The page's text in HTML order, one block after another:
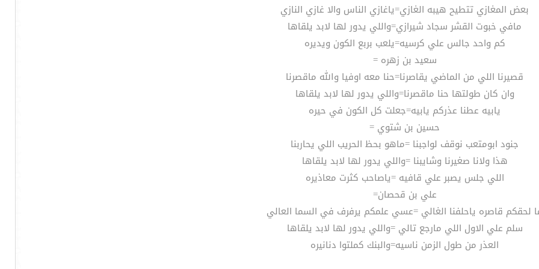
بعض المغازي تتطيح هيبه الغازي=ياغازي الناس والا غازي النازي
مافي خبوت القشر سجاد شيرازي=واللي يدور لها لابد يلقاها
كم واحد جالس علي كرسيه=يلعب بربع الكون ويديره
سعيد بن زهره =
قصيرنا اللي من الماضي يقاصرنا=حنا معه اوفيا والله ماقصرنا
وان كان طولتها حنا ماقصرنا=واللي يدور لها لابد يلقاها
يابيه عطنا عذركم يابيه=جعلت كل الكون في حيره
حسين بن شتوي =
جنود ابومتعب نوقف لواجبنا =ماهو بحظ الحريب اللي يحاربنا
هذا ولانا صغيرنا وشايبنا =واللي يدور لها لابد يلقاها
اللي جلس يصبر علي قافيه =ياصاحب كثرت معاذيره
علي بن قحصان=
لحقكم قاصره ياحلفنا الغالي =عسي علمكم يرفرف في السما العالي
سلم علي الاول اللي مارجع تالي =واللي يدور لها لابد يلقاها
العذر من طول الزمن ناسيه=والبنك كملتوا دنانيره